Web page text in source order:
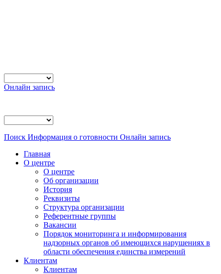
Онлайн запись
Поиск Информация о готовности Онлайн запись
Главная
О центре
О центре
Об организации
История
Реквизиты
Структура организации
Референтные группы
Вакансии
Порядок мониторинга и информирования
надзорных органов об имеющихся нарушениях в
области обеспечения единства измерений
Клиентам
Клиентам